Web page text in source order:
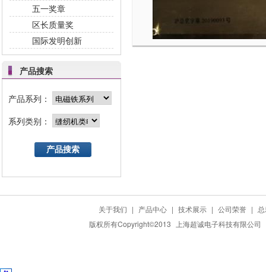
五一奖章
区长质量奖
国际发明创新
产品搜索
产品系列：
系列类别：
产品搜索
关于我们 | 产品中心 | 技术展示 | 公司荣誉 |
版权所有Copyright©2013
上海超诚电子科技有限公司